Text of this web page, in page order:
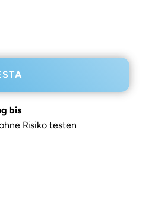
bis
Risiko testen